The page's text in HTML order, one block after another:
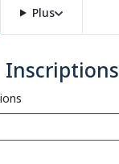
Plus
Inscriptions